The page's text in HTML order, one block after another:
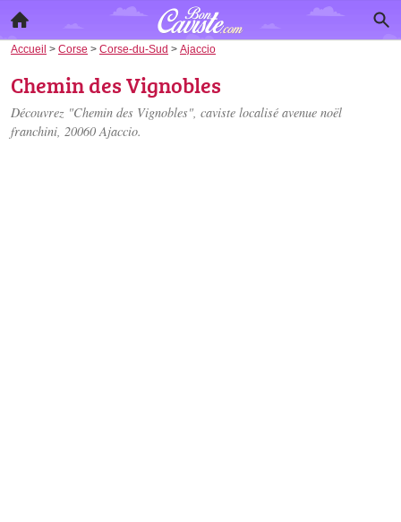
Accueil > Corse > Corse-du-Sud > Ajaccio
Chemin des Vignobles
Découvrez "Chemin des Vignobles", caviste localisé avenue noël
franchini, 20060 Ajaccio.